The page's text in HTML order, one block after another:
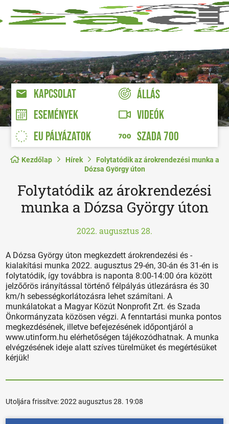
KAPCSOLAT
ÁLLÁS
ESEMÉNYEK
VIDEÓK
EU PÁLYÁZATOK
SZADA 700
Kezdőlap Hírek
Folytatódik az árokrendezési munka a
Dózsa György úton
Folytatódik az árokrendezési
munka a Dózsa György úton
2022. augusztus 28.
A Dózsa György úton megkezdett árokrendezési és -
kialakítási munka 2022. augusztus 29-én, 30-án és 31-én is
folytatódik, így továbbra is naponta 8:00-14:00 óra között
jelzőőrös irányítással történő félpályás útlezárásra és 30
km/h sebességkorlátozásra lehet számítani. A
munkálatokat a Magyar Közút Nonprofit Zrt. és Szada
Önkormányzata közösen végzi. A fenntartási munka pontos
megkezdésének, illetve befejezésének időpontjáról a
www.utinform.hu elérhetőségen tájékozódhatnak. A munka
elvégzésének ideje alatt szíves türelmüket és megértésüket
kérjük!
Utoljára frissítve:2022 augusztus 28. 19:08